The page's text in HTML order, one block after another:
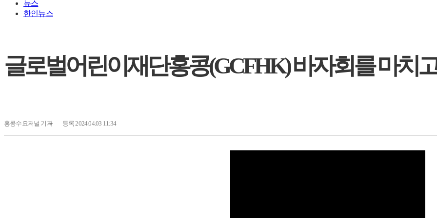
뉴스
한인뉴스
글로벌어린이재단홍콩(GCFHK) 바자회를 마치고
홍콩수요저널 기자 등록 2024.04.03 11:34